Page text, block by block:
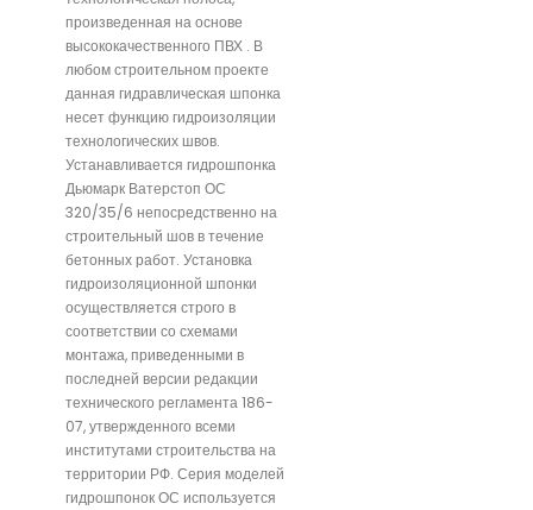
произведенная на основе
высококачественного ПВХ . В
любом строительном проекте
данная гидравлическая шпонка
несет функцию гидроизоляции
технологических швов.
Устанавливается гидрошпонка
Дьюмарк Ватерстоп ОС
320/35/6 непосредственно на
строительный шов в течение
бетонных работ. Установка
гидроизоляционной шпонки
осуществляется строго в
соответствии со схемами
монтажа, приведенными в
последней версии редакции
технического регламента 186-
07, утвержденного всеми
институтами строительства на
территории РФ. Серия моделей
гидрошпонок ОС используется